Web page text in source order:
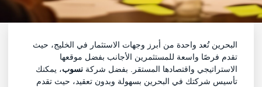
البحرين تُعد واحدة من أبرز وجهات الاستثمار في الخليج، حيث
تقدم فرصًا واسعة للمستثمرين الأجانب بفضل موقعها
الاستراتيجي واقتصادها المستقر. بفضل شركة نسوب، يمكنك
تأسيس شركتك في البحرين بسهولة وبدون تعقيد، حيث تقدم